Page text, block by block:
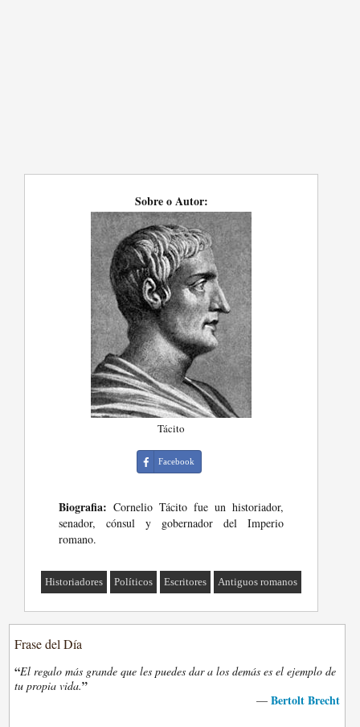
Sobre o Autor:
Tácito
Facebook
Biografia: Cornelio Tácito fue un historiador,
senador, cónsul y gobernador del Imperio
romano.
Historiadores Políticos Escritores Antiguos romanos
Frase del Día
“El regalo más grande que les puedes dar a los demás es el ejemplo de
tu propia vida.”
— Bertolt Brecht